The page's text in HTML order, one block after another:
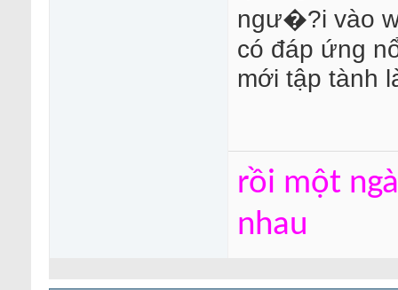
ngư�?i vào
có đáp ứng
mới tập tành
rồi một
nhau